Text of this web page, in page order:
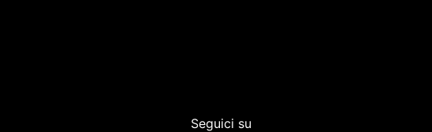
Seguici su